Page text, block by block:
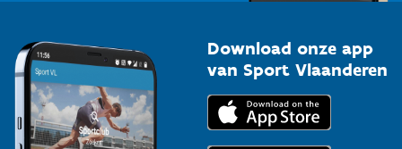
Download onze app
van Sport Vlaanderen